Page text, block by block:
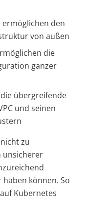
ermöglichen den
von außen
die
ganzer
übergreifende
und seinen
zu
unsicherer
können. So
Kubernetes